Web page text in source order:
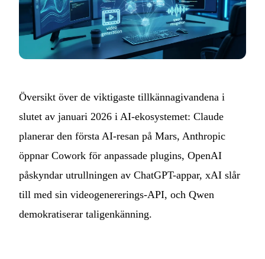
Översikt över de viktigaste tillkännagivandena i
slutet av januari 2026 i AI-ekosystemet: Claude
planerar den första AI-resan på Mars, Anthropic
öppnar Cowork för anpassade plugins, OpenAI
påskyndar utrullningen av ChatGPT-appar, xAI slår
till med sin videogenererings-API, och Qwen
demokratiserar taligenkänning.